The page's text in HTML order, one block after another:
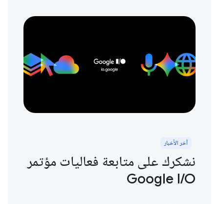
آخر الأخبار
نشكرك على متابعة فعاليات مؤتمر
Google I / O